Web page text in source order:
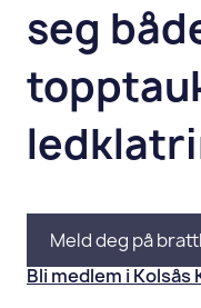
seg
Meld deg på
Bli medlem i Kolsås